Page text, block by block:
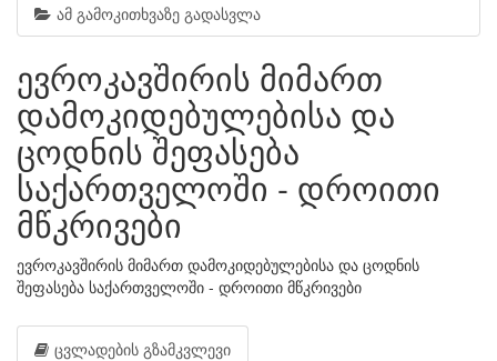
ამ გამოკითხვაზე გადასვლა
ევროკავშირის მიმართ
დამოკიდებულებისა და
ცოდნის შეფასება
საქართველოში - დროითი
მწკრივები
ევროკავშირის მიმართ დამოკიდებულებისა და ცოდნის
შეფასება საქართველოში - დროითი მწკრივები
ცვლადების გზამკვლევი